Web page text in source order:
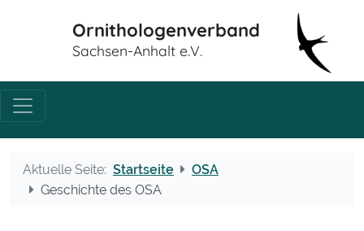
Ornithologenverband
Sachsen-Anhalt e.V.
Aktuelle Seite: Startseite
OSA
Geschichte des OSA